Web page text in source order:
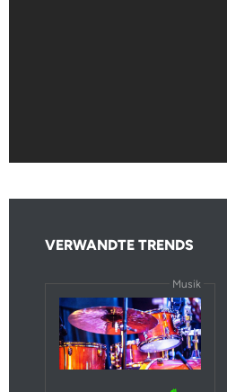
VERWANDTE TRENDS
Musik